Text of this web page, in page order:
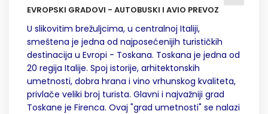
EVROPSKI GRADOVI - AUTOBUSKI I AVIO PREVOZ
U slikovitim brežuljcima, u centralnoj Italiji,
smeštena je jedna od najposećenijih turističkih
destinacija u Evropi - Toskana. Toskana je jedna od
20 regija Italije. Spoj istorije, arhitektonskih
umetnosti, dobra hrana i vino vrhunskog kvaliteta,
privlače veliki broj turista. Glavni i najvažniji grad
Toskane je Firenca. Ovaj "grad umetnosti" se nalazi